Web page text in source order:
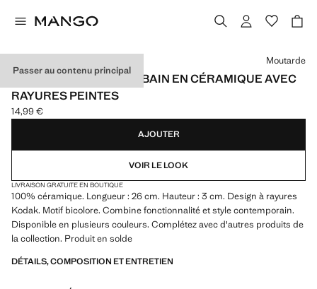
Passer au contenu principal
PLATEAU DE SALLE DE BAIN EN CÉRAMIQUE AVEC
RAYURES PEINTES
Prix actuel [14,99 € ]
14,99 €
Choisissez une couleur
Moutarde
AJOUTER
VOIR LE LOOK
LIVRAISON GRATUITE EN BOUTIQUE
100% céramique. Longueur : 26 cm. Hauteur : 3 cm. Design à rayures
Kodak. Motif bicolore. Combine fonctionnalité et style contemporain.
Disponible en plusieurs couleurs. Complétez avec d'autres produits de
la collection. Produit en solde
DÉTAILS, COMPOSITION ET ENTRETIEN